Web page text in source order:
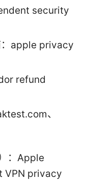
security
：apple privacy
refund
、
：Apple
VPN privacy